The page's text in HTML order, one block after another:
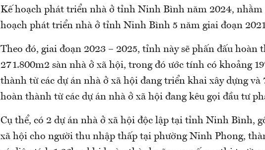
Kế hoạch phát triển nhà ở tỉnh Ninh Bình năm 2024, nhằm
hoạch phát triển nhà ở tỉnh Ninh Bình 5 năm giai đoạn
Theo đó, giai đoạn 2023 – 2025, tỉnh này sẽ phấn đấu hoàn
271.800m2 sàn nhà ở xã hội, trong đó ước tính có khoảng
thành từ các dự án nhà ở xã hội đang triển khai xây dựng và
hoàn thành từ các dự án nhà ở xã hội đang kêu gọi đầu tư
Cụ thể, có 2 dự án nhà ở xã hội độc lập tại tỉnh Ninh Bình,
xã hội cho người thu nhập thấp tại phường Ninh Phong,